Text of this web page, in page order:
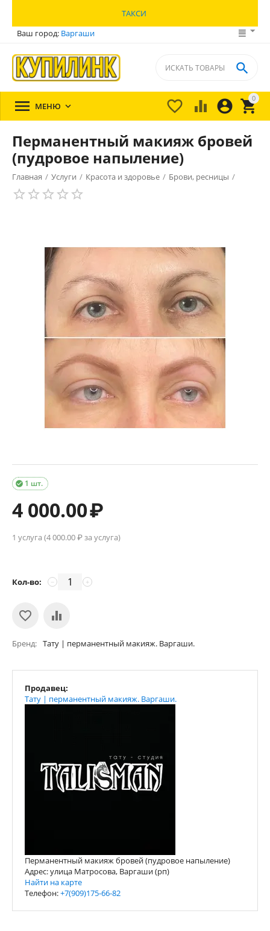
ТАКСИ
Ваш город: Варгаши
0


 

 МЕНЮ 
Перманентный макияж бровей
(пудровое напыление)
Главная / Услуги / Красота и здоровье / Брови, ресницы /
1 шт.

4 000.00₽
1 услуга (4 000.00₽ за услуга)
Кол-во: +
−
Бренд Тату | перманентный макияж. Варгаши.
Продавец:
Тату | перманентный макияж. Варгаши.
Перманентный макияж бровей (пудровое напыление)
Адрес: улица Матросова, Варгаши (рп)
Найти на карте
Телефон:+7(909)175-66-82